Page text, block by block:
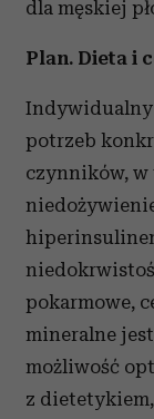
dla męskiej
Plan. Dieta i
Indywidualny
potrzeb
czynników, w
pokarmowe,
mineralne
możliwość
z